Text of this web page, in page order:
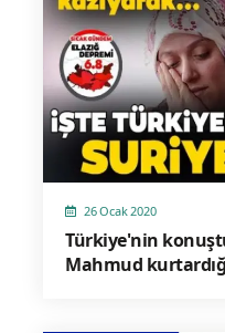
26 Ocak 2020
Türkiye'nin
Mahmud